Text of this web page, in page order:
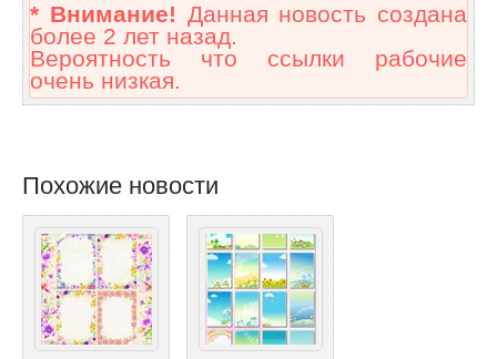
* Внимание! Данная новость создана
более 2 лет назад.
Вероятность что ссылки рабочие
очень низкая.
Похожие новости